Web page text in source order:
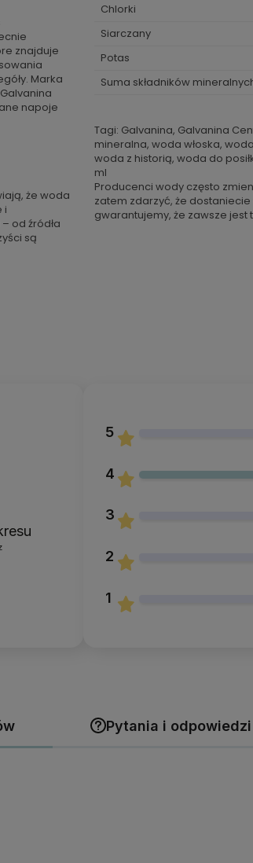
znajduje
Marka
napoje
że woda
i
od źródła
są
Chlorki
Siarczany
Potas
Suma składników
Tagi: Galvanina, Galvanina
mineralna, woda włoska,
woda z historią, woda do
ml
Producenci wody często
zatem zdarzyć, że
gwarantujemy, że zawsze jest
5
4
3
2
1
Pytania i